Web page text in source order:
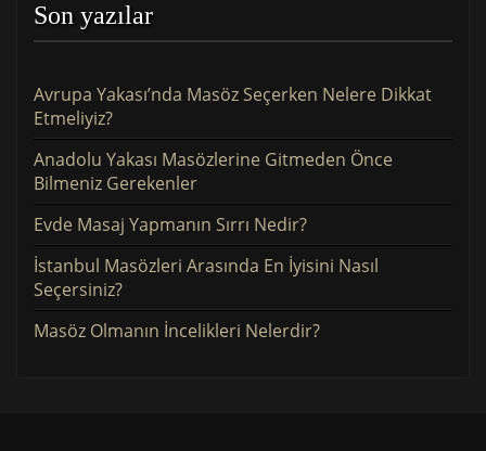
Son yazılar
Avrupa Yakası’nda Masöz Seçerken Nelere Dikkat
Etmeliyiz?
Anadolu Yakası Masözlerine Gitmeden Önce
Bilmeniz Gerekenler
Evde Masaj Yapmanın Sırrı Nedir?
İstanbul Masözleri Arasında En İyisini Nasıl
Seçersiniz?
Masöz Olmanın İncelikleri Nelerdir?